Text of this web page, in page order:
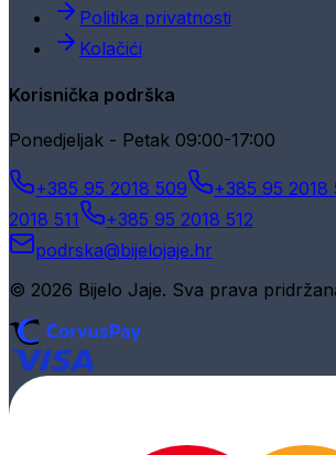
Politika privatnosti
Kolačići
Korisnička podrška
Ponedjeljak - Petak 09:00-17:00
+385 95 2018 509 +385 95 2018
2018 511
+385 95 2018 512
podrska@bijelojaje.hr
© 2026 Bijelo Jaje. Sva prava